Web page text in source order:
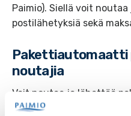
Paimio). Siellä voit
postilähetyksiä sekä
Pakettiautomaatti
noutajia
Voit noutaa ja lähettää
pakettiautomaateilla. Voit